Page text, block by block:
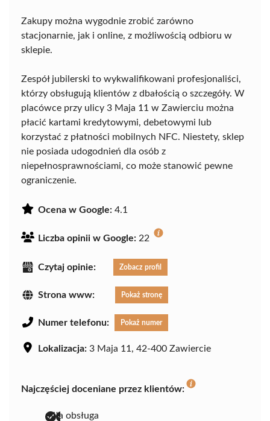
Zakupy można wygodnie zrobić zarówno
stacjonarnie, jak i online, z możliwością odbioru w
sklepie.
Zespół jubilerski to wykwalifikowani profesjonaliści,
którzy obsługują klientów z dbałością o szczegóły. W
placówce przy ulicy 3 Maja 11 w Zawierciu można
płacić kartami kredytowymi, debetowymi lub
korzystać z płatności mobilnych NFC. Niestety, sklep
nie posiada udogodnień dla osób z
niepełnosprawnościami, co może stanowić pewne
ograniczenie.
Ocena w Google: 4.1
Liczba opinii w Google: 22
Czytaj opinie: Zobacz profil
Strona www: Pokaż stronę
Numer telefonu: Pokaż numer
Lokalizacja: 3 Maja 11, 42-400 Zawiercie
Najczęściej doceniane przez klientów:
miła obsługa